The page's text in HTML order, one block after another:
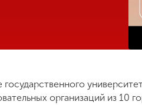
государственного
организаций из 10